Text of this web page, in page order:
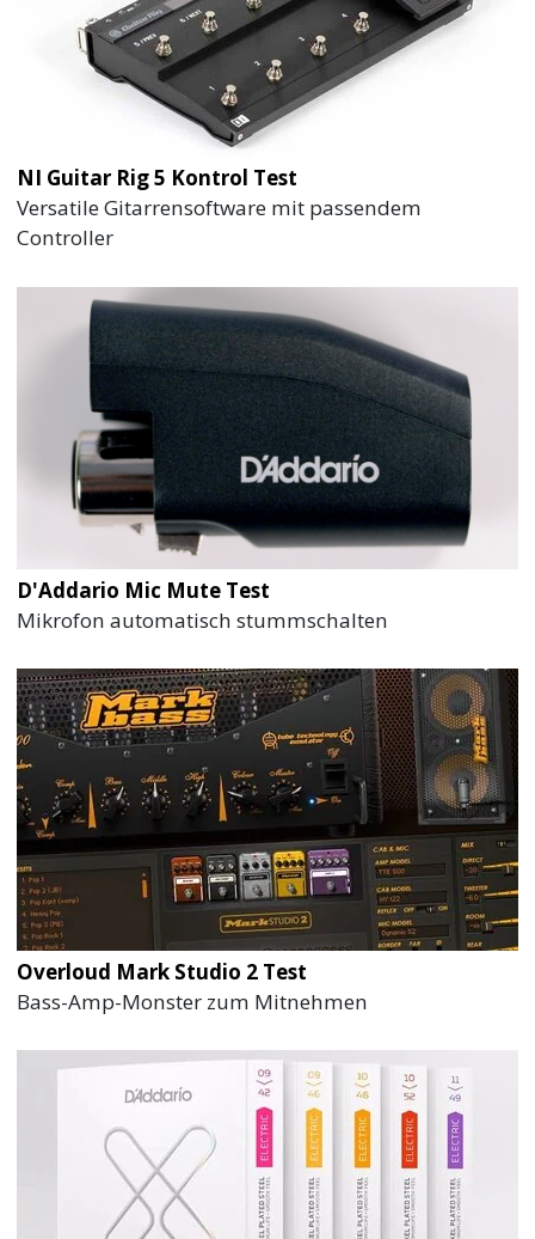
NI Guitar Rig 5 Kontrol Test
Versatile Gitarrensoftware mit passendem
Controller
D'Addario Mic Mute Test
Mikrofon automatisch stummschalten
Overloud Mark Studio 2 Test
Bass-Amp-Monster zum Mitnehmen